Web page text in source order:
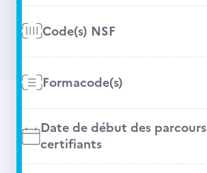
Code(s) NSF
Formacode(s)
Date de début des parcours
certifiants